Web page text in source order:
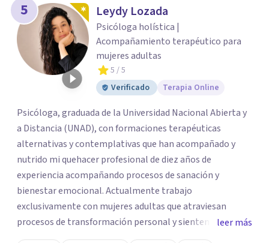
5 Leydy Lozada
Psicóloga holística |
Acompañamiento terapéutico para
mujeres adultas
5 / 5
Verificado
Terapia Online
Psicóloga, graduada de la Universidad Nacional Abierta y
a Distancia (UNAD), con formaciones terapéuticas
alternativas y contemplativas que han acompañado y
nutrido mi quehacer profesional de diez años de
experiencia acompañando procesos de sanación y
bienestar emocional. Actualmente trabajo
exclusivamente con mujeres adultas que atraviesan
procesos de transformación personal y sienten la
necesidad de tomar una pausa para reconectar consigo
leer más